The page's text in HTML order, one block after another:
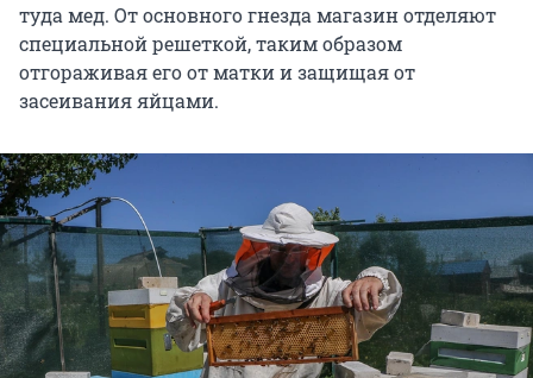
туда мед. От основного гнезда магазин отделяют
специальной решеткой, таким образом
отгораживая его от матки и защищая от
засеивания яйцами.